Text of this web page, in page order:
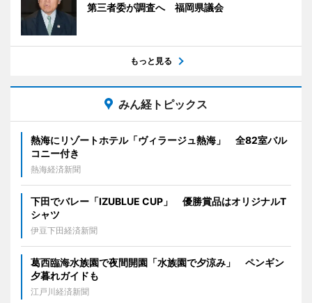
第三者委が調査へ 福岡県議会
もっと見る
みん経トピックス
熱海にリゾートホテル「ヴィラージュ熱海」 全82室バル
コニー付き
熱海経済新聞
下田でバレー「IZUBLUE CUP」 優勝賞品はオリジナルT
シャツ
伊豆下田経済新聞
葛西臨海水族園で夜間開園「水族園で夕涼み」 ペンギン
夕暮れガイドも
江戸川経済新聞